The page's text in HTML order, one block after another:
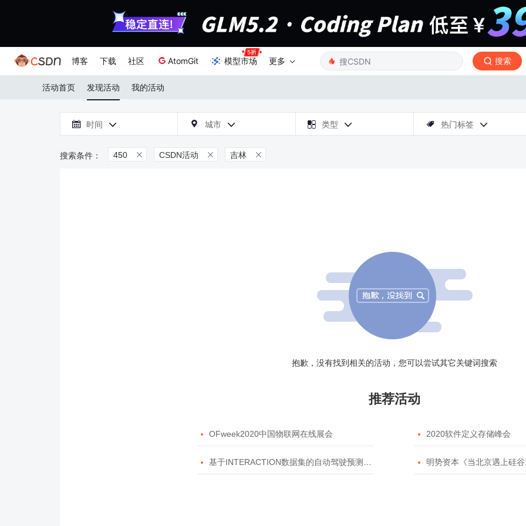
博客 下载 社区 AtomGit 模型市场 更多 搜索
活动首页 发现活动 我的活动
 时间   城市   类型   热门标签 
450  CSDN活动  吉林 
抱歉，没有找到相关的活动，您可以尝试其它关键词搜索
推荐活动
 OFweek2020中国物联网在线展会  2020软件定义存储峰会
 基于INTERACTION数据集的自动驾驶预测模型挑战赛  明势资本《当北京遇上硅谷》系列